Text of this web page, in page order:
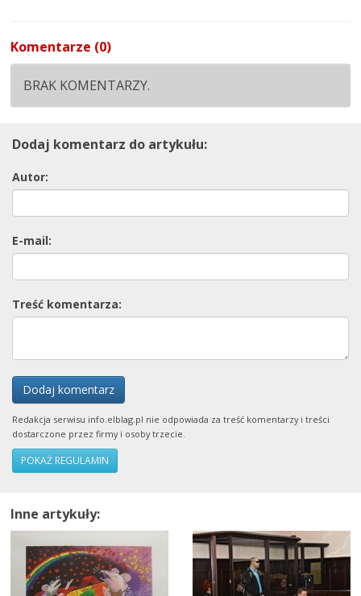
Komentarze (0)
BRAK KOMENTARZY.
Dodaj komentarz do artykułu:
Autor:
E-mail:
Treść komentarza:
Dodaj komentarz
Redakcja serwisu info.elblag.pl nie odpowiada za treść komentarzy i treści
dostarczone przez firmy i osoby trzecie.
POKAŻ REGULAMIN
Inne artykuły: